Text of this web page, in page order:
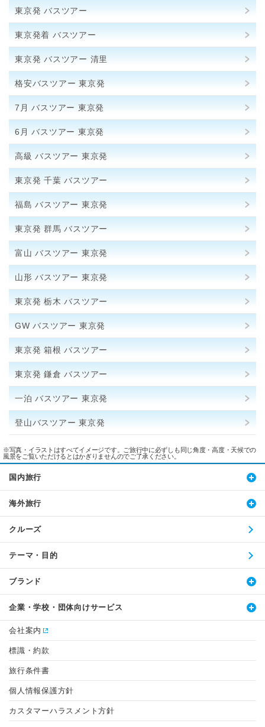
東京発 バスツアー
東京発着 バスツアー
東京発 バスツアー 清里
格安バスツアー 東京発
7月 バスツアー 東京発
6月 バスツアー 東京発
高級 バスツアー 東京発
東京発 千葉 バスツアー
福島 バスツアー 東京発
東京発 群馬 バスツアー
富山 バスツアー 東京発
山形 バスツアー 東京発
東京発 栃木 バスツアー
GW バスツアー 東京発
東京発 箱根 バスツアー
東京発 鎌倉 バスツアー
一泊 バスツアー 東京発
登山バスツアー 東京発
※写真・イラストはすべてイメージです。ご旅行中に必ずしも同じ角度・高度・天候での
風景をご覧いただけるとはかぎりませんのでご了承ください。
国内旅行
海外旅行
クルーズ
テーマ・目的
ブランド
企業・学校・団体向けサービス
会社案内
標識・約款
旅行条件書
個人情報保護方針
カスタマーハラスメント方針